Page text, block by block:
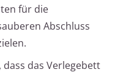
für die
Abschluss
dass das Verlegebett